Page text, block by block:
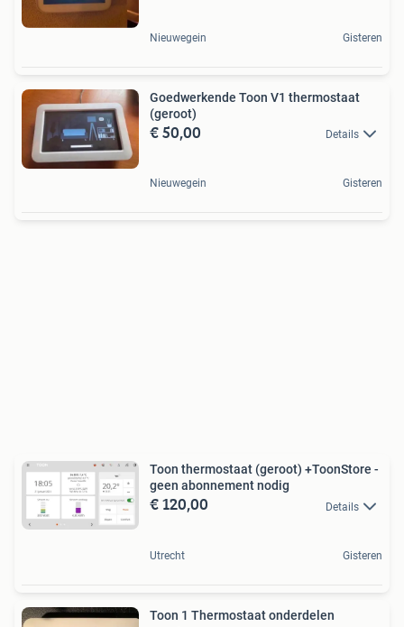
Nieuwegein Gisteren
Goedwerkende Toon V1 thermostaat
(geroot)
€ 50,00 Details
Nieuwegein Gisteren
Toon thermostaat (geroot) +ToonStore -
geen abonnement nodig
€ 120,00 Details
Utrecht Gisteren
Toon 1 Thermostaat onderdelen